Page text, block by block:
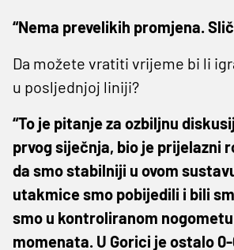
“Nema prevelikih promjena.
Da možete vratiti vrijeme bi li
u posljednjoj liniji?
“To je pitanje za ozbiljnu
prvog siječnja, bio je prijelazni
da smo stabilniji u ovom
utakmice smo pobijedili i bili
smo u kontroliranom
momenata. U Gorici je ostalo